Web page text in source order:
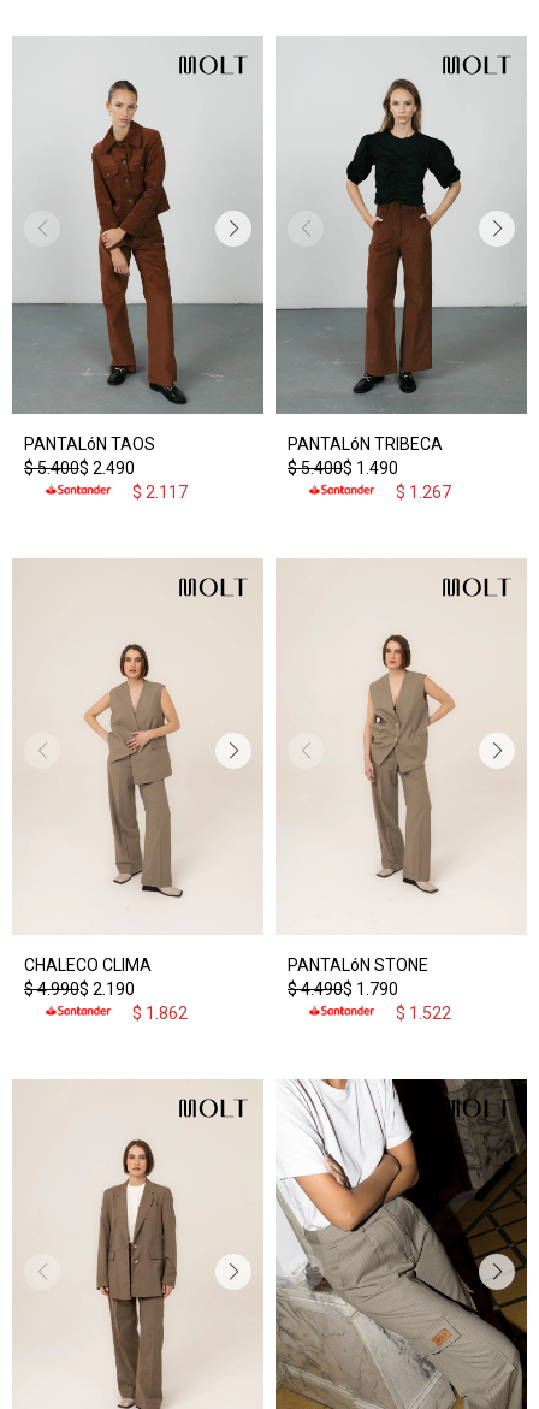
PANTALóN TAOS
$ 2.490
$5.400
$ 2.117
PANTALóN TRIBECA
$ 1.490
$5.400
$ 1.267
CHALECO CLIMA
$ 2.190
$4.990
$ 1.862
PANTALóN STONE
$ 1.790
$4.490
$ 1.522